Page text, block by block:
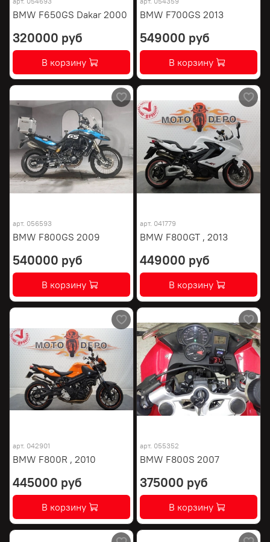
BMW F650GS Dakar 2000
320000 руб
В корзину
BMW F700GS 2013
549000 руб
В корзину
арт. 056593
BMW F800GS 2009
540000 руб
В корзину
арт. 041779
BMW F800GT , 2013
449000 руб
В корзину
арт. 042901
BMW F800R , 2010
445000 руб
В корзину
арт. 055352
BMW F800S 2007
375000 руб
В корзину